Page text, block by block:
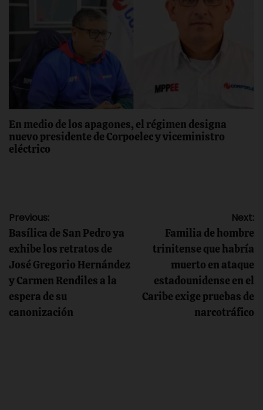
En medio de los apagones, el régimen designa
nuevo presidente de Corpoelec y viceministro
eléctrico
Navegación
de
entradas
Previous:
Basílica de San Pedro ya
exhibe los retratos de
José Gregorio Hernández
y Carmen Rendiles a la
espera de su
canonización
Next:
Familia de hombre
trinitense que habría
muerto en ataque
estadounidense en el
Caribe exige pruebas de
narcotráfico